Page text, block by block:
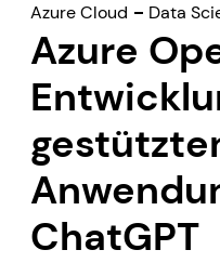
Azure Cloud Data
Azure
ChatGPT